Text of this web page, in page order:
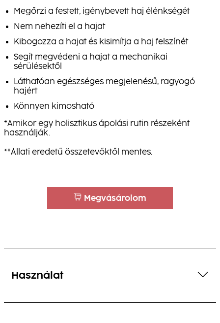
Megőrzi a festett, igénybevett haj élénkségét
Nem nehezíti el a hajat
Kibogozza a hajat és kisimítja a haj felszínét
Segít megvédeni a hajat a mechanikai
sérülésektől
Láthatóan egészséges megjelenésű, ragyogó
hajért
Könnyen kimosható
*Amikor egy holisztikus ápolási rutin részeként
használják.
**Állati eredetű összetevőktől mentes.
Megvásárolom
Használat